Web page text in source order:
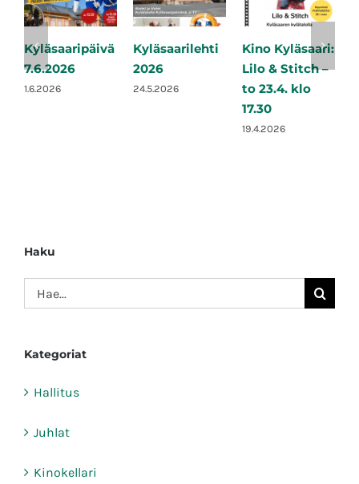
Kyläsaaripäivä
7.6.2026
1.6.2026
Kyläsaarilehti
2026
24.5.2026
Kino Kyläsaari:
Lilo & Stitch –
to 23.4. klo
17.30
19.4.2026
Haku
Etsi
...
Kategoriat
Hallitus
Juhlat
Kinokellari